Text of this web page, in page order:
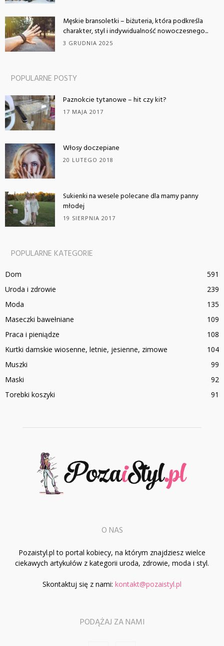
Męskie bransoletki – biżuteria, która podkreśla
charakter, styl i indywidualność nowoczesnego...
3 GRUDNIA 2025
POPULARNE POSTY
Paznokcie tytanowe – hit czy kit?
17 MAJA 2017
Włosy doczepiane
20 LUTEGO 2018
Sukienki na wesele polecane dla mamy panny
młodej
19 SIERPNIA 2017
POPULARNE KATEGORIE
Dom
591
Uroda i zdrowie
239
Moda
135
Maseczki bawełniane
109
Praca i pieniądze
108
Kurtki damskie wiosenne, letnie, jesienne, zimowe
104
Muszki
99
Maski
92
Torebki koszyki
91
O NAS
Pozaistyl.pl to portal kobiecy, na którym znajdziesz wielce
ciekawych artykułów z kategorii uroda, zdrowie, moda i styl.
Skontaktuj się z nami: kontakt@pozaistyl.pl
PODĄŻAJ ZA NAMI